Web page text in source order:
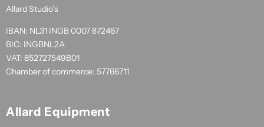
Allard Studio’s
IBAN: NL31 INGB 0007 872467
BIC: INGBNL2A
VAT: 852727549B01
Chamber of commerce: 57766711
Allard Equipment